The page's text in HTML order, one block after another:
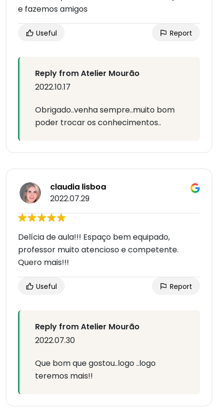
e fazemos amigos
Useful Report
Reply from Atelier Mourão
2022.10.17
Obrigado..venha sempre..muito bom
poder trocar os conhecimentos..
claudia lisboa
2022.07.29
Delícia de aula!!! Espaço bem equipado,
professor muito atencioso e competente.
Quero mais!!!
Useful Report
Reply from Atelier Mourão
2022.07.30
Que bom que gostou..logo ..logo
teremos mais!!